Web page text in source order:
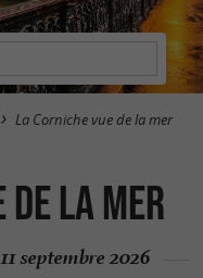
La Corniche vue de la mer
de la mer
septembre 2026